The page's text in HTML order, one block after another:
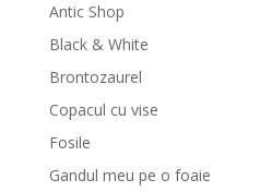
Antic Shop
Black & White
Brontozaurel
Copacul cu vise
Fosile
Gandul meu pe o foaie